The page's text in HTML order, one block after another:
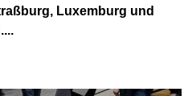
Luxemburg und